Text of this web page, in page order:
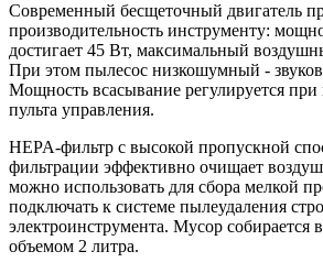
Современный бесщеточный двигатель
производительность инструменту:
достигает 45 Вт, максимальный
При этом пылесос низкошумный -
Мощность всасывание регулируется
пульта управления.
HEPA-фильтр с высокой пропускной
фильтрации эффективно очищает
можно использовать для сбора мелкой
подключать к системе пылеудаления
электроинструмента. Мусор
объемом 2 литра.